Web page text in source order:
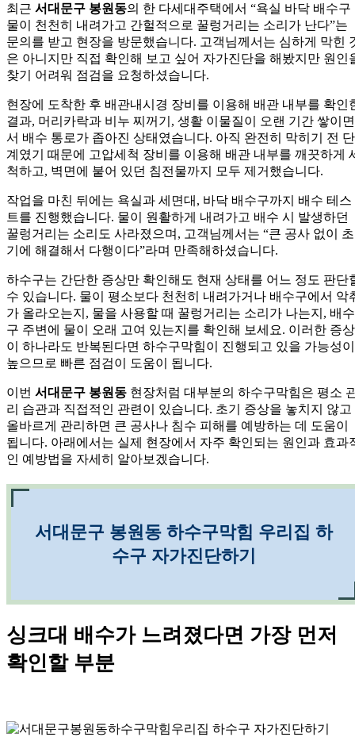
최근 서대문구 봉원동의 한 다세대주택에서 “욕실 바닥 배수구
물이 천천히 내려가고 간헐적으로 꿀렁거리는 소리가 난다”는
문의를 받고 현장을 방문했습니다. 고객님께서는 심하게 막힌
은 아니지만 직접 확인해 보고 싶어 자가진단을 해봤지만 원인
찾기 어려워 점검을 요청하셨습니다.
현장에 도착한 후 배관내시경 장비를 이용해 배관 내부를 확인
결과, 머리카락과 비누 찌꺼기, 생활 이물질이 오랜 기간 쌓이면
서 배수 통로가 좁아진 상태였습니다. 아직 완전히 막히기 전 단
계였기 때문에 고압세척 장비를 이용해 배관 내부를 깨끗하게
척하고, 벽면에 붙어 있던 침전물까지 모두 제거했습니다.
작업을 마친 뒤에는 욕실과 세면대, 바닥 배수구까지 배수 테스
트를 진행했습니다. 물이 원활하게 내려가고 배수 시 발생하던
꿀렁거리는 소리도 사라졌으며, 고객님께서는 “큰 공사 없이 초
기에 해결해서 다행이다”라며 만족해하셨습니다.
하수구는 간단한 증상만 확인해도 현재 상태를 어느 정도 판단
수 있습니다. 물이 평소보다 천천히 내려가거나 배수구에서 악
가 올라오는지, 물을 사용할 때 꿀렁거리는 소리가 나는지, 배수
구 주변에 물이 오래 고여 있는지를 확인해 보세요. 이러한 증상
이 하나라도 반복된다면 하수구막힘이 진행되고 있을 가능성이
높으므로 빠른 점검이 도움이 됩니다.
이번 서대문구 봉원동 현장처럼 대부분의 하수구막힘은 평소
리 습관과 직접적인 관련이 있습니다. 초기 증상을 놓치지 않고
올바르게 관리하면 큰 공사나 침수 피해를 예방하는 데 도움이
됩니다. 아래에서는 실제 현장에서 자주 확인되는 원인과 효과
인 예방법을 자세히 알아보겠습니다.
서대문구 봉원동 하수구막힘 우리집 하
수구 자가진단하기
싱크대 배수가 느려졌다면 가장 먼저
확인할 부분